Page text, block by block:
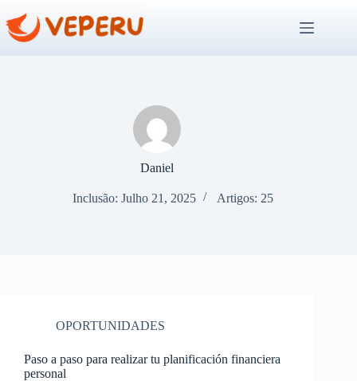
para
Daniel
Inclusão: Julho 21, 2025 Artigos: 25
OPORTUNIDADES
Paso a paso para realizar tu planificación financiera
personal